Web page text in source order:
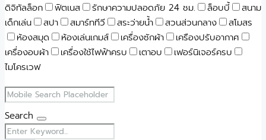
ดิจิทัลล็อก
ฟิตเนส รักษาความปลอดภัย 24 ชม. ล็อบบี้
สนาม
เด็กเล่น
สปา สมาร์ททีวี สระว่ายน้ำ สวนส่วนกลาง
สโมสร
ห้องสมุด
ห้องเล่นเกมส์ เครื่องซักผ้า
เครืองปรับอากาศ
เครื่องอบผ้า
เครื่องใช้ไฟฟ้าครบ เตาอบ
เฟอร์นิเจอร์ครบ
ไมโครเวฟ
Search